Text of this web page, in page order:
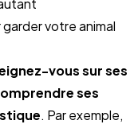
votre animal
vous sur ses
ses
. Par exemple,